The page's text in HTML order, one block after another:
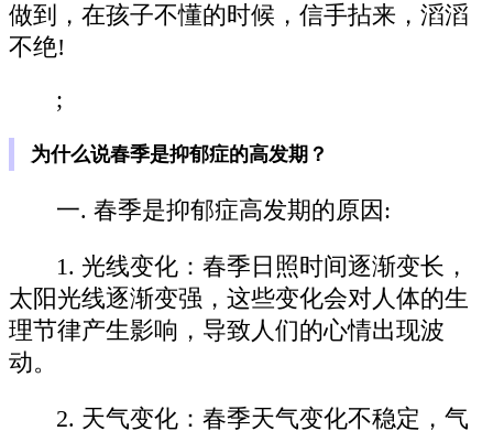
做到，在孩子不懂的时候，信手拈来，滔滔
不绝!
;
为什么说春季是抑郁症的高发期？
一. 春季是抑郁症高发期的原因:
1. 光线变化：春季日照时间逐渐变长，
太阳光线逐渐变强，这些变化会对人体的生
理节律产生影响，导致人们的心情出现波
动。
2. 天气变化：春季天气变化不稳定，气